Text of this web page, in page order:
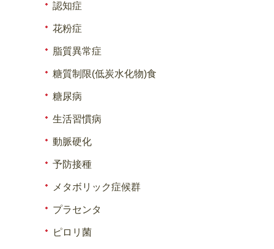
認知症
花粉症
脂質異常症
糖質制限(低炭水化物)食
糖尿病
生活習慣病
動脈硬化
予防接種
メタボリック症候群
プラセンタ
ピロリ菌